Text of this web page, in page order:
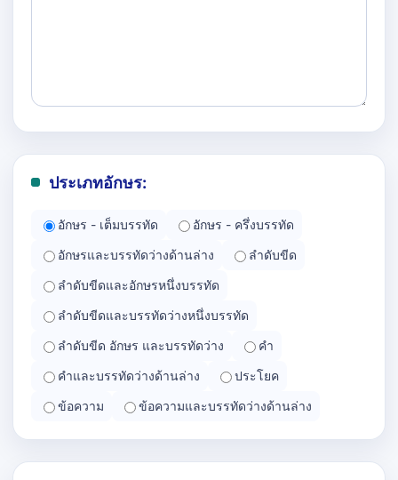
ประเภทอักษร:
อักษร - เต็มบรรทัด
อักษร - ครึ่งบรรทัด
อักษรและบรรทัดว่างด้านล่าง
ลำดับขีด
ลำดับขีดและอักษรหนึ่งบรรทัด
ลำดับขีดและบรรทัดว่างหนึ่งบรรทัด
ลำดับขีด อักษร และบรรทัดว่าง
คำ
คำและบรรทัดว่างด้านล่าง
ประโยค
ข้อความ
ข้อความและบรรทัดว่างด้านล่าง